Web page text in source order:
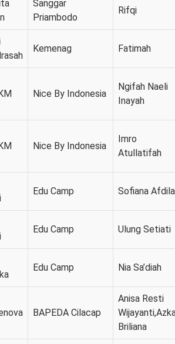
Sanggar
Priambodo
Rifqi
Kemenag Fatimah
Nice By Indonesia
Ngifah Naeli
Inayah
Nice By Indonesia
Imro
Atullatifah
Edu Camp Sofiana Afdila
Edu Camp Ulung Setiati
Edu Camp Nia Sa’diah
BAPEDA Cilacap
Anisa Resti
Briliana